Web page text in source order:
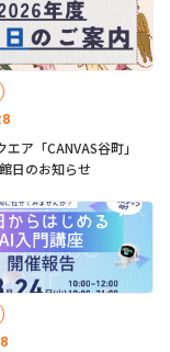
ア「CANVAS谷町」
日のお知らせ